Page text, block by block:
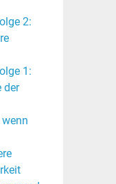
2:
1:
der